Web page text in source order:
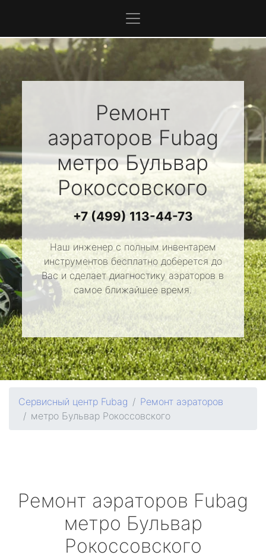
Ремонт
аэраторов Fubag
метро Бульвар
Рокоссовского
+7 (499) 113-44-73
Наш инженер с полным инвентарем
инструментов бесплатно доберется до
Вас и сделает диагностику аэраторов в
самое ближайшее время.
Сервисный центр Fubag
Ремонт аэраторов
метро Бульвар Рокоссовского
Ремонт аэраторов Fubag
метро Бульвар
Рокоссовского